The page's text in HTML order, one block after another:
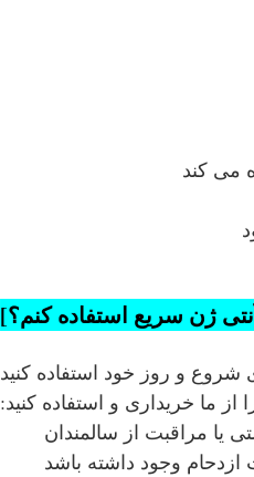
می کند
ژن سریع استفاده کنم؟]
شروع و روز خود استفاده کنید
ما خریداری و استفاده کنید:
یا مراقبت از سالمندان
وجود داشته باشد